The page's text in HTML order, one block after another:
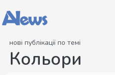
нові публікації по темі
Кольори